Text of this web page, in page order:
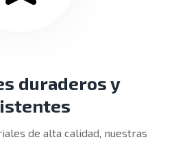
duraderos y
de alta calidad, nuestras